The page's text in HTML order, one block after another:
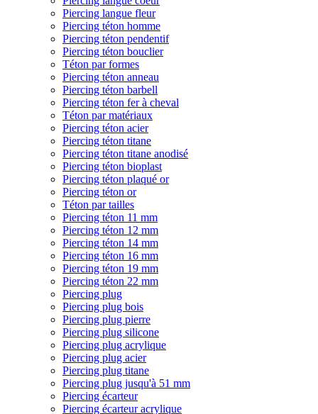
Piercing langue fleur
Piercing téton homme
Piercing téton pendentif
Piercing téton bouclier
Téton par formes
Piercing téton anneau
Piercing téton barbell
Piercing téton fer à cheval
Téton par matériaux
Piercing téton acier
Piercing téton titane
Piercing téton titane anodisé
Piercing téton bioplast
Piercing téton plaqué or
Piercing téton or
Téton par tailles
Piercing téton 11 mm
Piercing téton 12 mm
Piercing téton 14 mm
Piercing téton 16 mm
Piercing téton 19 mm
Piercing téton 22 mm
Piercing plug
Piercing plug bois
Piercing plug pierre
Piercing plug silicone
Piercing plug acrylique
Piercing plug acier
Piercing plug titane
Piercing plug jusqu'à 51 mm
Piercing écarteur
Piercing écarteur acrylique